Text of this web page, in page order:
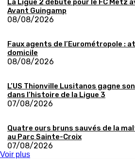
La Ligue 2 débute pour le FC Metz
Avant Guingamp
08/08/2026
Faux agents de l’Eurométropole :
domicile
08/08/2026
L’US Thionville Lusitanos gagne
dans l’histoire de la Ligue 3
07/08/2026
Quatre ours bruns sauvés de la
au Parc Sainte-Croix
07/08/2026
Voir plus